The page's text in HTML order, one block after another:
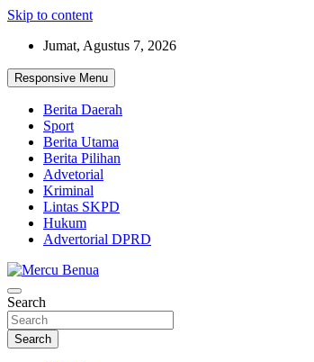
Skip to content
Jumat, Agustus 7, 2026
Responsive Menu
Berita Daerah
Sport
Berita Utama
Berita Pilihan
Advetorial
Kriminal
Lintas SKPD
Hukum
Advertorial DPRD
Mercu Benua
Suara Masyarakat Bawah
Search
Search